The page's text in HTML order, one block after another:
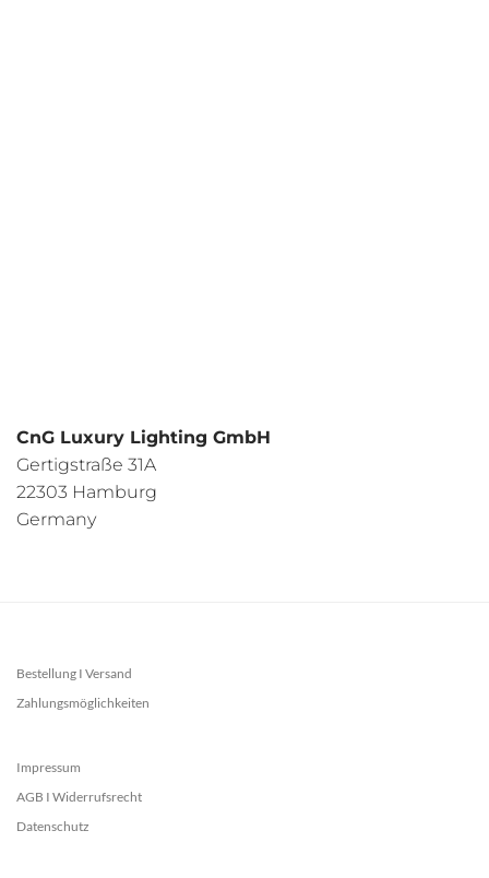
CnG Luxury Lighting GmbH
Gertigstraße 31A
22303 Hamburg
Germany
Bestellung I Versand
Zahlungsmöglichkeiten
Impressum
AGB I Widerrufsrecht
Datenschutz